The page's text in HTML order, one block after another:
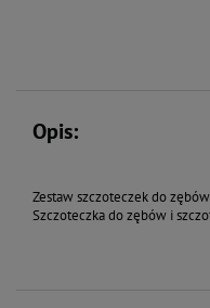
Opis:
Zestaw szczoteczek do
Szczoteczka do zębów i